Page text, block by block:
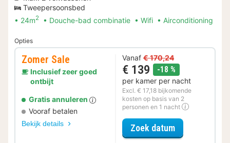
Tweepersoonsbed
24m2 Douche-bad combinatie Wifi Airconditioning
Opties
Zomer Sale
Inclusief zeer goed
ontbijt
Gratis annuleren
Vooraf betalen
Bekijk details
Vanaf € 170,24
€ 139 -18 %
per kamer per nacht
Excl. € 17,18 bijkomende
kosten op basis van 2
personen en 1 nacht
Zoek datumvoor Zomer